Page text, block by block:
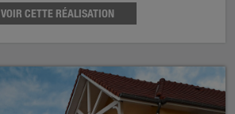
VOIR CETTE RÉALISATION